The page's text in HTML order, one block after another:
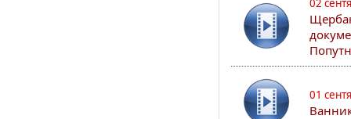
02
01